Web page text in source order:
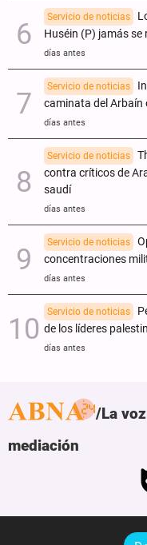
Servicio de noticias
Huséin (P) jamás se
días antes
Servicio de noticias
caminata del Arbaín
días antes
Servicio de noticias
contra críticos de
saudí
días antes
Servicio de noticias
concentraciones
días antes
Servicio de noticias
de los líderes
días antes
La
mediación